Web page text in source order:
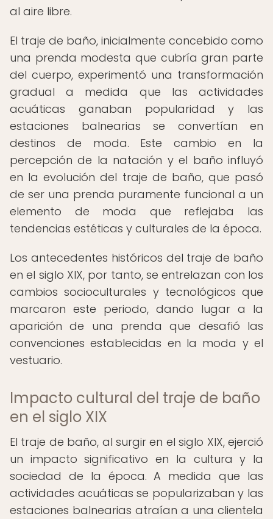
al aire libre.
El traje de baño, inicialmente concebido como
una prenda modesta que cubría gran parte
del cuerpo, experimentó una transformación
gradual a medida que las actividades
acuáticas ganaban popularidad y las
estaciones balnearias se convertían en
destinos de moda. Este cambio en la
percepción de la natación y el baño influyó
en la evolución del traje de baño, que pasó
de ser una prenda puramente funcional a un
elemento de moda que reflejaba las
tendencias estéticas y culturales de la época.
Los antecedentes históricos del traje de baño
en el siglo XIX, por tanto, se entrelazan con los
cambios socioculturales y tecnológicos que
marcaron este periodo, dando lugar a la
aparición de una prenda que desafió las
convenciones establecidas en la moda y el
vestuario.
Impacto cultural del traje de baño
en el siglo XIX
El traje de baño, al surgir en el siglo XIX, ejerció
un impacto significativo en la cultura y la
sociedad de la época. A medida que las
actividades acuáticas se popularizaban y las
estaciones balnearias atraían a una clientela